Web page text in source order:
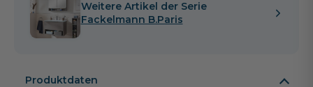
Weitere Artikel der Serie
Fackelmann B.Paris
Produktdaten